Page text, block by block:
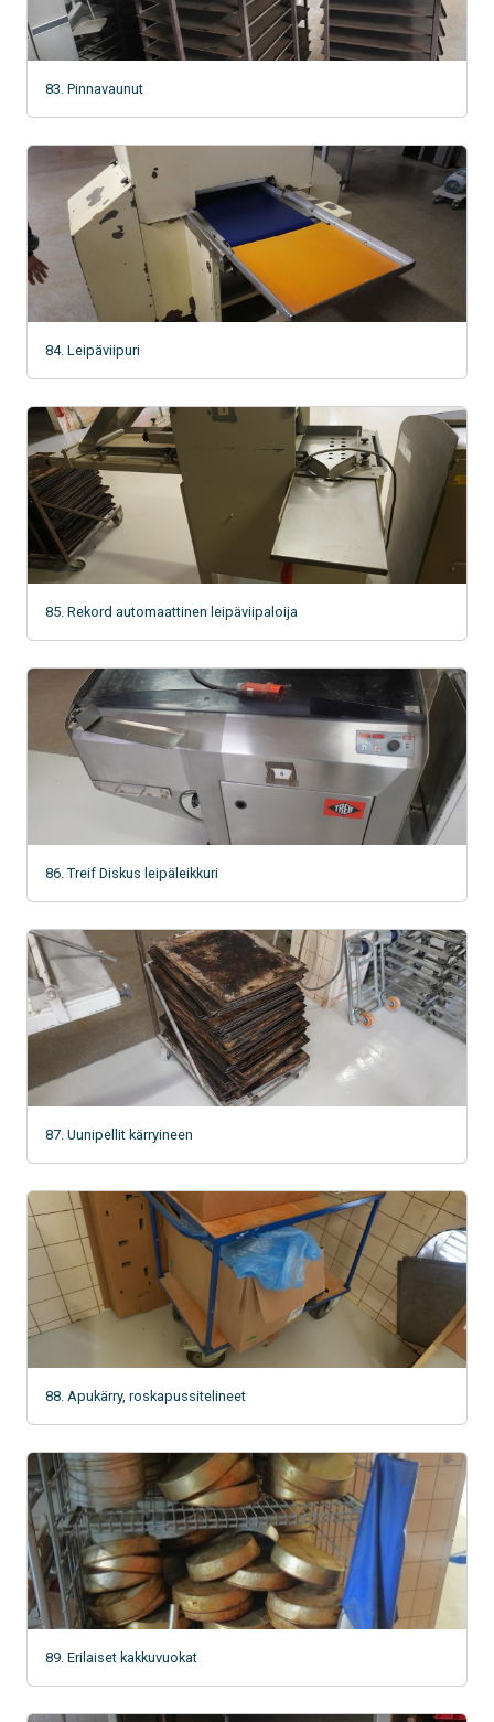
83. Pinnavaunut
84. Leipäviipuri
85. Rekord automaattinen leipäviipaloija
86. Treif Diskus leipäleikkuri
87. Uunipellit kärryineen
88. Apukärry, roskapussitelineet
89. Erilaiset kakkuvuokat